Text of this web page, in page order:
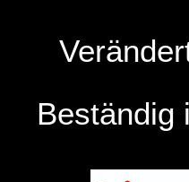
Beständig